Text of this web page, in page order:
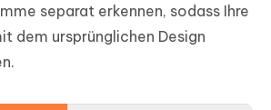
separat erkennen, sodass Ihre
dem ursprünglichen Design